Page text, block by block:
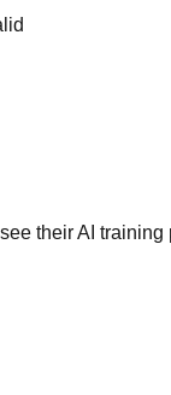
their AI training